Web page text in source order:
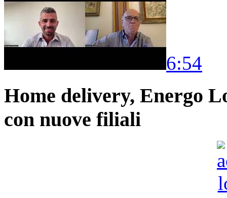
6:54
Home delivery, Energo
con nuove filiali